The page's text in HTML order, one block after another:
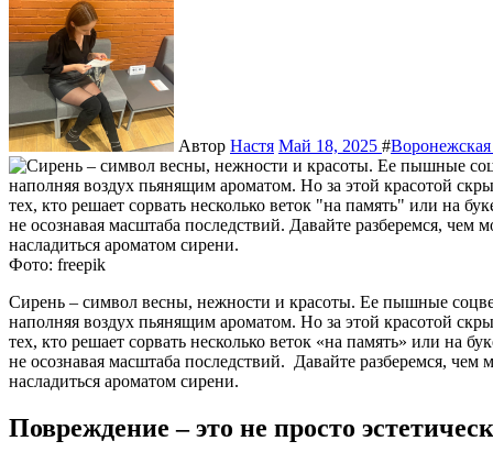
Автор Настя Май 18, 2025 #Воронежская
Фото: freepik
Сирень – символ весны, нежности и красоты. Ее пышные соцветия украшают парки, скверы и частные сады,
наполняя воздух пьянящим ароматом. Но за этой красотой
тех, кто решает сорвать несколько веток «на память» или на
не осознавая масштаба последствий. Давайте разберемся,
насладиться ароматом сирени.
Повреждение – это не просто